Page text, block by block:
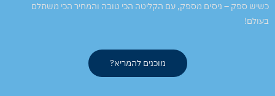
כשיש ספק – ניסים מספק, עם הקליטה הכי טובה והמחיר הכי משתלם
בעולם!
מוכנים להמריא?